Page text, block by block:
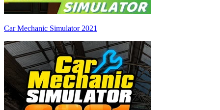
Car Mechanic Simulator 2021